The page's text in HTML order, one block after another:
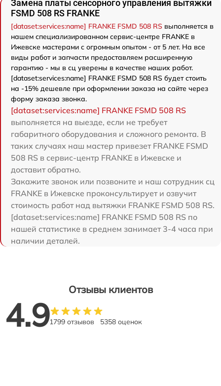
Замена платы сенсорного управления вытяжки
FSMD 508 RS FRANKE
[dataset:services:name] FRANKE FSMD 508 RS выполняется в
нашем специализированном сервис-центре FRANKE в
Ижевске мастерами с огромным опытом - от 5 лет. На все
виды работ и запчасти предоставляем расширенную
гарантию - мы в сц уверены в качестве наших работ.
[dataset:services:name] FRANKE FSMD 508 RS будет стоить
на -15% дешевле при оформлении заказа на сайте через
форму заказа звонка.
[dataset:services:name] FRANKE FSMD 508 RS
выполняется на выезде, если не требует
габаритного оборудования и сложного ремонта. В
таких случаях наш мастер привезет FRANKE FSMD
508 RS в сервис-центр FRANKE в Ижевске и
доставит обратно.
Закажите звонок или позвоните и наш сотрудник сц
FRANKE в Ижевске проконсультирует и озвучит
стоимость работ над вытяжки FRANKE FSMD 508 RS.
[dataset:services:name] FRANKE FSMD 508 RS по
нашей статистике в среднем занимает 3-4 часа при
наличии деталей.
Отзывы клиентов
4.91799 отзывов 5358 оценок